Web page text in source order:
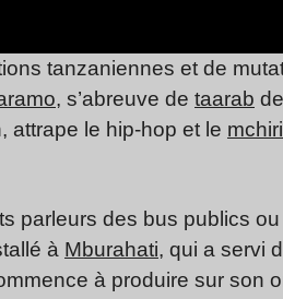
tanzaniennes et de
, s’abreuve de taarab
attrape le hip-hop et le
parleurs des bus publics
à Mburahati, qui a servi
à produire sur son